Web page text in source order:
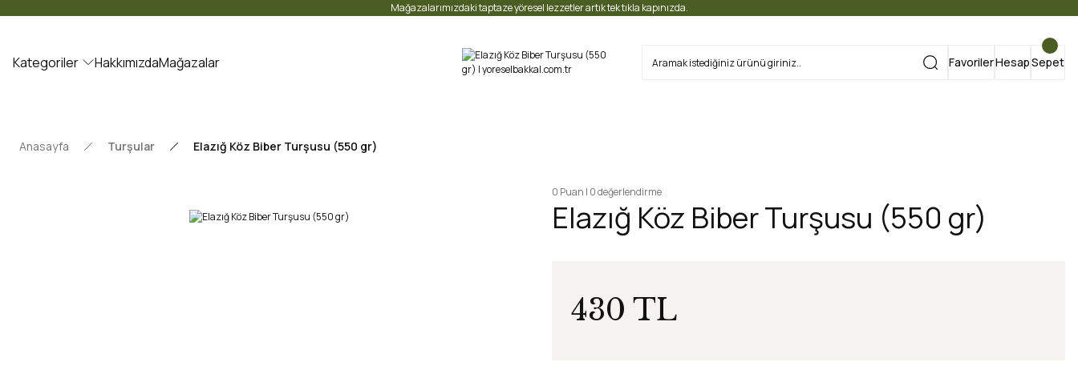
Mağazalarımızdaki taptaze yöresel lezzetler artık tek tıkla kapınızda.
Kategoriler HakkımızdaMağazalar FavorilerHesapSepet
Anasayfa Turşular Elazığ Köz Biber Turşusu (550 gr)
0 Puan | 0 değerlendirme
Elazığ Köz Biber Turşusu (550 gr)
430 TL